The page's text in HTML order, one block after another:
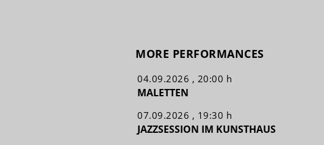
MORE PERFORMANCES
04.09.2026 , 20:00 h
MALETTEN
07.09.2026 , 19:30 h
JAZZSESSION IM KUNSTHAUS